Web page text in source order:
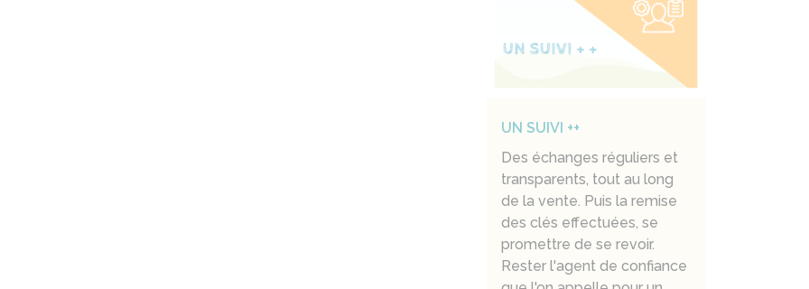
UN SUIVI ++
Des échanges réguliers et
transparents, tout au long
de la vente. Puis la remise
des clés effectuées, se
promettre de se revoir.
Rester l'agent de confiance